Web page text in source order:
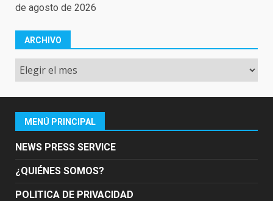
de agosto de 2026
ARCHIVO
Archivo
MENÚ PRINCIPAL
NEWS PRESS SERVICE
¿QUIÉNES SOMOS?
POLITICA DE PRIVACIDAD